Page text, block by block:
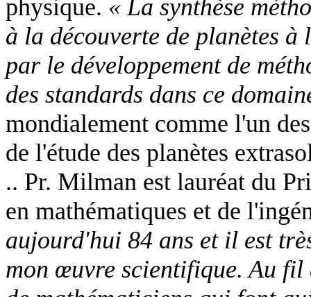
physique. « La synthèse
à la découverte de planètes
par le développement de
des standards dans ce
mondialement comme l'un
de l'étude des planètes
.. Pr. Milman est lauréat du
en mathématiques et de
aujourd'hui 84 ans et il est
mon œuvre scientifique. Au fil